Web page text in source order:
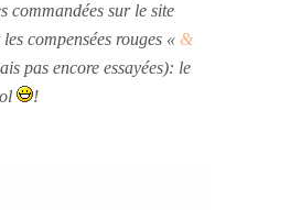
commandées sur le site
les compensées rouges « &
pas encore essayées): le
!